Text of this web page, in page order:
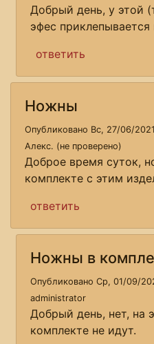
Добрый день, у этой
эфес приклепывается
ответить
Ножны
Опубликовано Вс, 27/06/
Алекс. (не проверено)
Доброе время суток,
комплекте с этим
ответить
Ножны в
Опубликовано Ср, 01/09/
administrator
Добрый день, нет, на
комплекте не идут.